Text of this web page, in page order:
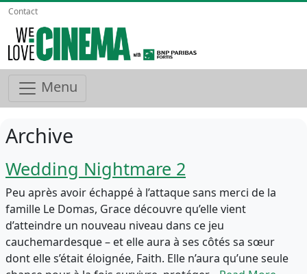
Contact
Menu
Archive
Wedding Nightmare 2
Peu après avoir échappé à l’attaque sans merci de la
famille Le Domas, Grace découvre qu’elle vient
d’atteindre un nouveau niveau dans ce jeu
cauchemardesque – et elle aura à ses côtés sa sœur
dont elle s’était éloignée, Faith. Elle n’aura qu’une seule